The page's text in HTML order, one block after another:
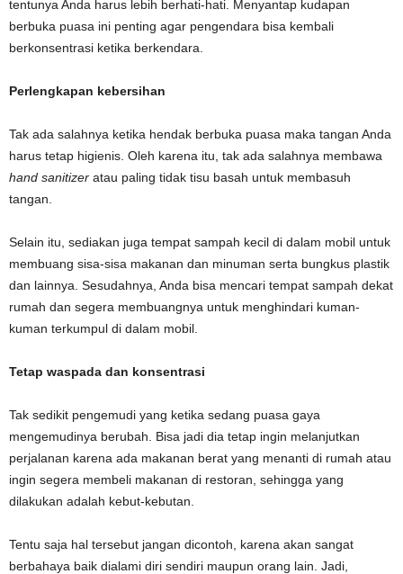
tentunya Anda harus lebih berhati-hati. Menyantap kudapan
berbuka puasa ini penting agar pengendara bisa kembali
berkonsentrasi ketika berkendara.
Perlengkapan kebersihan
Tak ada salahnya ketika hendak berbuka puasa maka tangan Anda
harus tetap higienis. Oleh karena itu, tak ada salahnya membawa
hand sanitizer atau paling tidak tisu basah untuk membasuh
tangan.
Selain itu, sediakan juga tempat sampah kecil di dalam mobil untuk
membuang sisa-sisa makanan dan minuman serta bungkus plastik
dan lainnya. Sesudahnya, Anda bisa mencari tempat sampah dekat
rumah dan segera membuangnya untuk menghindari kuman-
kuman terkumpul di dalam mobil.
Tetap waspada dan konsentrasi
Tak sedikit pengemudi yang ketika sedang puasa gaya
mengemudinya berubah. Bisa jadi dia tetap ingin melanjutkan
perjalanan karena ada makanan berat yang menanti di rumah atau
ingin segera membeli makanan di restoran, sehingga yang
dilakukan adalah kebut-kebutan.
Tentu saja hal tersebut jangan dicontoh, karena akan sangat
berbahaya baik dialami diri sendiri maupun orang lain. Jadi,